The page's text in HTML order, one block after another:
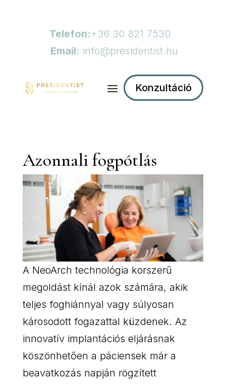
Telefon:+36 30 821 7530
Email: info@presidentist.hu
Konzultáció
Azonnali fogpótlás
A NeoArch technológia korszerű
megoldást kínál azok számára, akik
teljes foghiánnyal vagy súlyosan
károsodott fogazattal küzdenek. Az
innovatív implantációs eljárásnak
köszönhetően a páciensek már a
beavatkozás napján rögzített